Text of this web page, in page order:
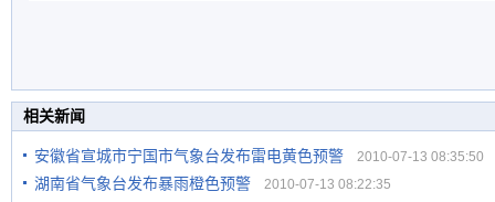
相关新闻
安徽省宣城市宁国市气象台发布雷电黄色预警 2010-07-13 08:35:50
湖南省气象台发布暴雨橙色预警 2010-07-13 08:22:35